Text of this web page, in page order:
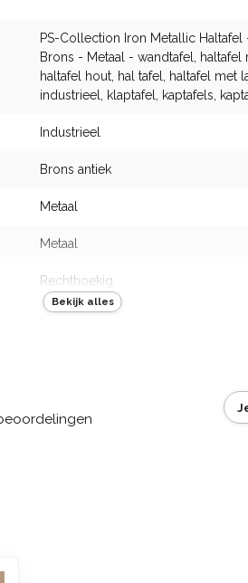
PS-Collection Iron Metallic Haltafel
Brons - Metaal - wandtafel, haltafel
haltafel hout, hal tafel, haltafel met
industrieel, klaptafel, kaptafels,
Industrieel
Brons antiek
Metaal
Metaal
Rechthoekig
Bekijk alles